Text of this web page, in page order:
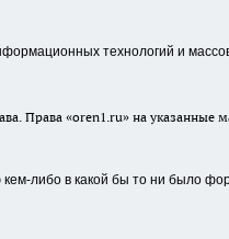
технологий и
Права «oren1.ru» на указанные
либо в какой бы то ни было